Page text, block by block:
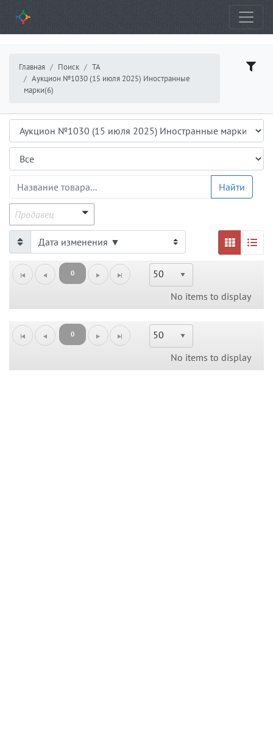
Главная Поиск
ТА
Аукцион №1030 (15 июля 2025) Иностранные
марки(6)
Аукцион
Подраздел
Название товара
Найти
Продавец
Продавец
0
50
No items to display
0
50
No items to display